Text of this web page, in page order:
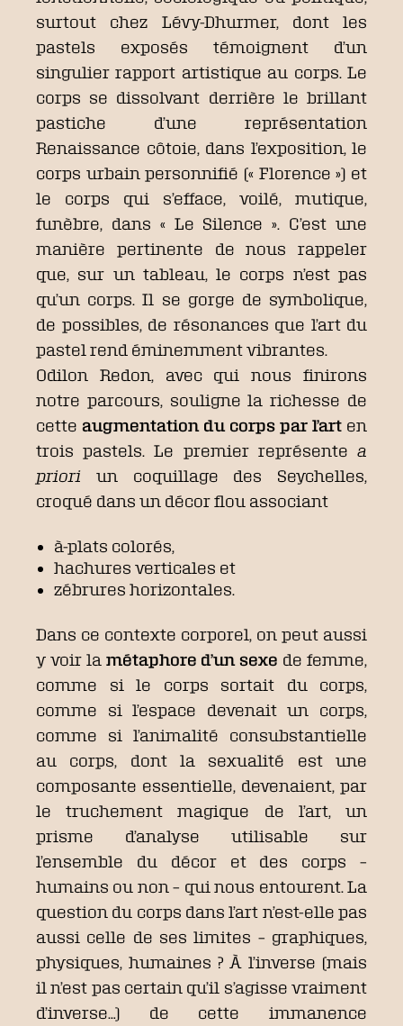
surtout chez Lévy-Dhurmer, dont les
pastels exposés témoignent d’un
singulier rapport artistique au corps. Le
corps se dissolvant derrière le brillant
pastiche d’une représentation
Renaissance côtoie, dans l’exposition, le
corps urbain personnifié (« Florence ») et
le corps qui s’efface, voilé, mutique,
funèbre, dans « Le Silence ». C’est une
manière pertinente de nous rappeler
que, sur un tableau, le corps n’est pas
qu’un corps. Il se gorge de symbolique,
de possibles, de résonances que l’art du
pastel rend éminemment vibrantes.
Odilon Redon, avec qui nous finirons
notre parcours, souligne la richesse de
cette augmentation du corps par l’art en
trois pastels. Le premier représente a
priori un coquillage des Seychelles,
croqué dans un décor flou associant
à-plats colorés,
hachures verticales et
zébrures horizontales.
Dans ce contexte corporel, on peut aussi
y voir la métaphore d’un sexe de femme,
comme si le corps sortait du corps,
comme si l’espace devenait un corps,
comme si l’animalité consubstantielle
au corps, dont la sexualité est une
composante essentielle, devenaient, par
le truchement magique de l’art, un
prisme d’analyse utilisable sur
l’ensemble du décor et des corps –
humains ou non – qui nous entourent. La
question du corps dans l’art n’est-elle pas
aussi celle de ses limites – graphiques,
physiques, humaines ? À l’inverse (mais
il n’est pas certain qu’il s’agisse vraiment
d’inverse…) de cette immanence